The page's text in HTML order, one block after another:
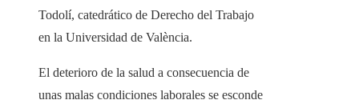
Todolí, catedrático de Derecho del Trabajo
en la Universidad de València.
El deterioro de la salud a consecuencia de
unas malas condiciones laborales se esconde